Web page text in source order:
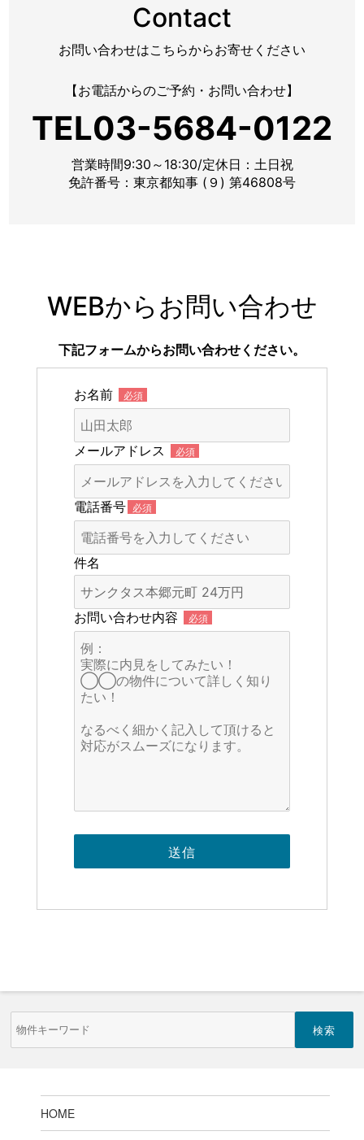
Contact
お問い合わせはこちらからお寄せください
【お電話からのご予約・お問い合わせ】
TEL03-5684-0122
営業時間9:30～18:30/定休日：土日祝
免許番号：東京都知事 (９) 第46808号
WEBからお問い合わせ
下記フォームからお問い合わせください。
お名前 必須
メールアドレス 必須
電話番号 必須
件名
お問い合わせ内容 必須
物
件
HOME